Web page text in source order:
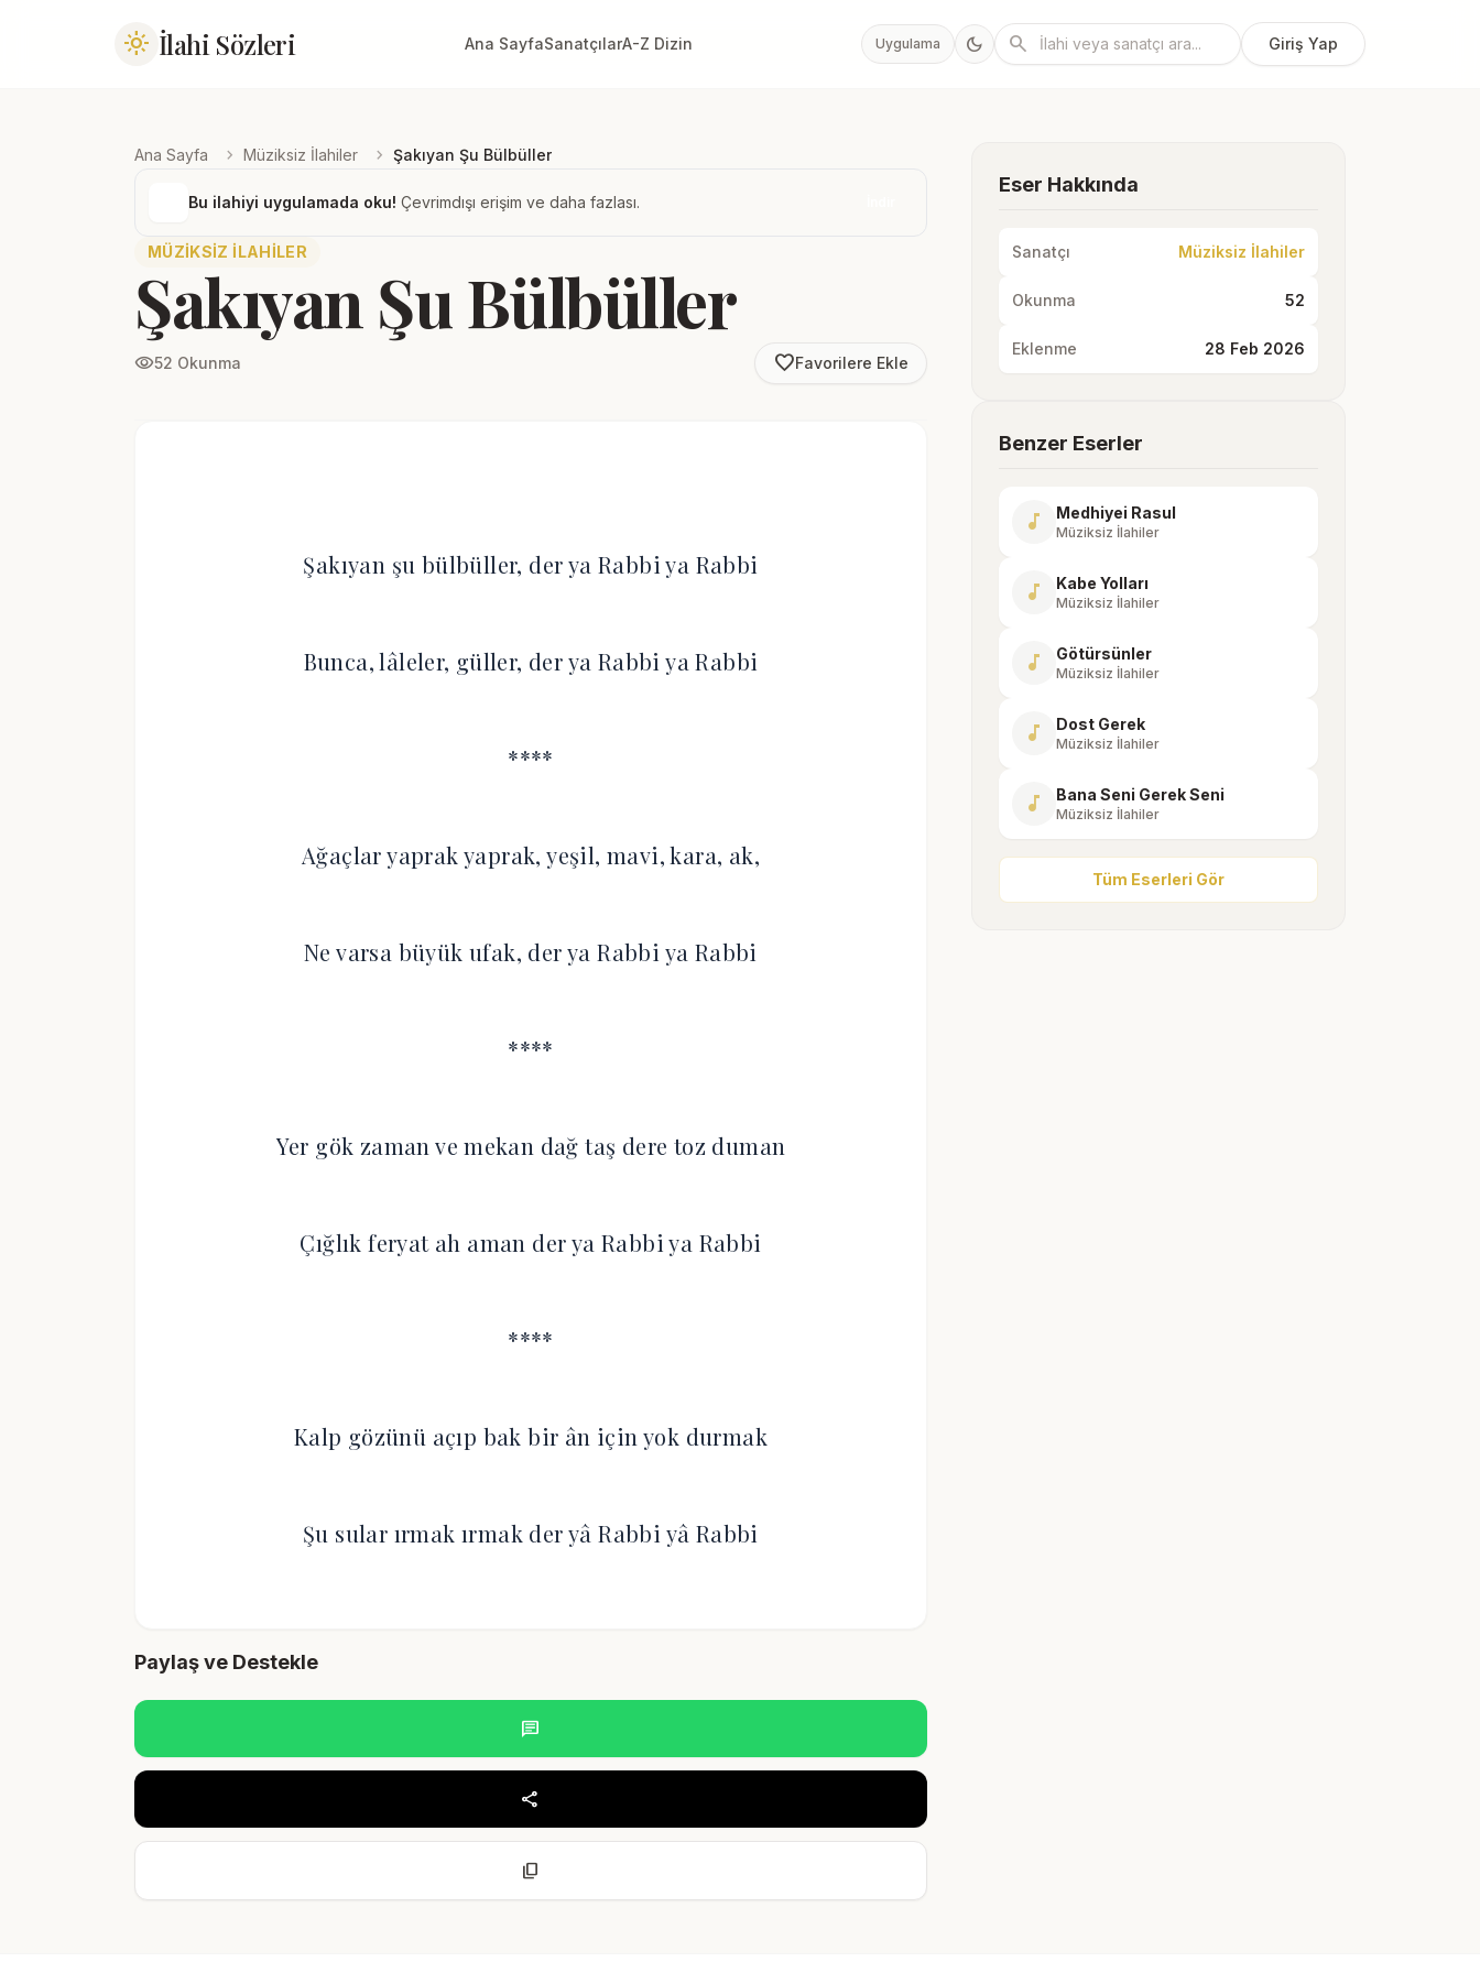
light_mode İlahi Sözleri Ana SayfaSanatçılarA-Z Dizin Uygulama dark_mode search Giriş Yap
Ana Sayfa chevron_right Müziksiz İlahiler chevron_right Şakıyan Şu Bülbüller
Bu ilahiyi uygulamada oku! Çevrimdışı erişim ve daha fazlası.
MÜZIKSIZ İLAHILER
Şakıyan Şu Bülbüller
visibility52 Okunma favorite_borderFavorilere Ekle
Şakıyan şu bülbüller, der ya Rabbi ya Rabbi
Bunca, lâleler, güller, der ya Rabbi ya Rabbi
****
Ağaçlar yaprak yaprak, yeşil, mavi, kara, ak,
Ne varsa büyük ufak, der ya Rabbi ya Rabbi
****
Yer gök zaman ve mekan dağ taş dere toz duman
Çığlık feryat ah aman der ya Rabbi ya Rabbi
****
Kalp gözünü açıp bak bir ân için yok durmak
Şu sular ırmak ırmak der yâ Rabbi yâ Rabbi
Paylaş ve Destekle
chat
share
content_copy
Eser Hakkında
Sanatçı Müziksiz İlahiler
Okunma 52
Eklenme 28 Feb 2026
Benzer Eserler
music_note Medhiyei Rasul
Müziksiz İlahiler
music_note Kabe Yolları
Müziksiz İlahiler
music_note Götürsünler
Müziksiz İlahiler
music_note Dost Gerek
Müziksiz İlahiler
music_note Bana Seni Gerek Seni
Müziksiz İlahiler
Tüm Eserleri Gör